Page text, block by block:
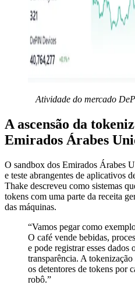
Atividade do mercado
A ascensão da
Emirados Árabes
O sandbox dos Emirados Árabes
e teste abrangentes de aplicativos
Thake descreveu como sistemas
tokens com uma parte da receita
das máquinas.
“Vamos pegar como
O café vende bebidas,
e pode registrar esses dados
transparência. A
os detentores de tokens por
robô.”